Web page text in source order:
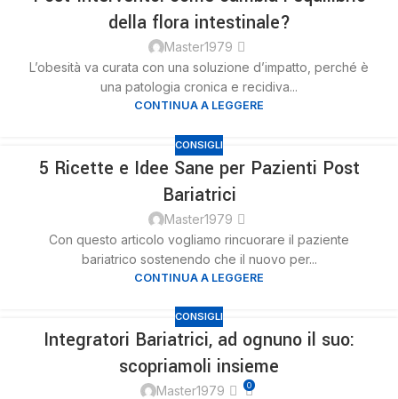
della flora intestinale?
Master1979
L’obesità va curata con una soluzione d’impatto, perché è
una patologia cronica e recidiva...
CONTINUA A LEGGERE
CONSIGLI
5 Ricette e Idee Sane per Pazienti Post
Bariatrici
Master1979
Con questo articolo vogliamo rincuorare il paziente
bariatrico sostenendo che il nuovo per...
CONTINUA A LEGGERE
CONSIGLI
Integratori Bariatrici, ad ognuno il suo:
scopriamoli insieme
Master1979 0